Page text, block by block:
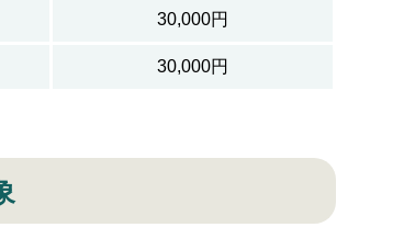
30,000円
30,000円